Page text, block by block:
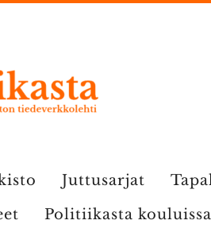
Juttusarjat
Politiikasta kouluissa